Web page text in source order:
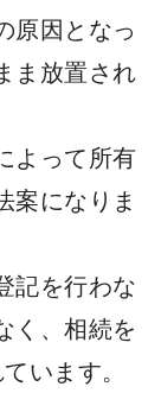
原因となっ
ま放置され
よって所有
案になりま
記を行わな
く、相続を
います。